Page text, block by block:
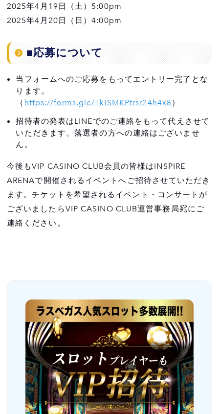
2025年4月19日（土）5:00pm
2025年4月20日（日）4:00pm
■応募について
当フォームへのご応募をもってエントリー完了とな
ります。
（ https://forms.gle/TkiSMKPtrsr24h4x8）
招待者の発表はLINEでのご連絡をもって代えさせて
いただきます。落選者の方への連絡はございませ
ん。
今後もVIP CASINO CLUB会員の皆様はINSPIRE
ARENAで開催されるイベントへご招待させていただき
ます。チケットを希望されるイベント・コンサートが
ございましたらVIP CASINO CLUB運営事務局宛にご
連絡ください。